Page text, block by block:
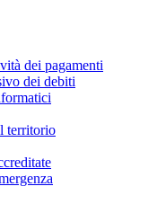
dei pagamenti
dei debiti
territorio